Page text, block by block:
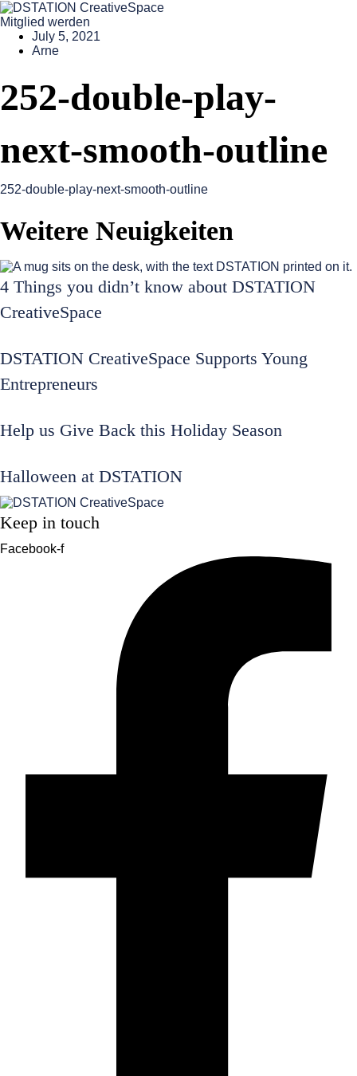
Mitglied werden
July 5, 2021
Arne
252-double-play-
next-smooth-outline
252-double-play-next-smooth-outline
Weitere Neuigkeiten
4 Things you didn’t know about DSTATION
CreativeSpace
DSTATION CreativeSpace Supports Young
Entrepreneurs
Help us Give Back this Holiday Season
Halloween at DSTATION
Keep in touch
Facebook-f